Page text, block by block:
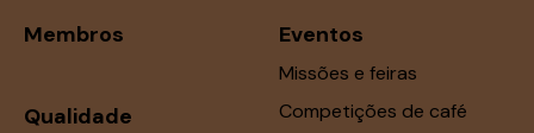
Membros
Qualidade
Eventos
Missões e feiras
Competições de café